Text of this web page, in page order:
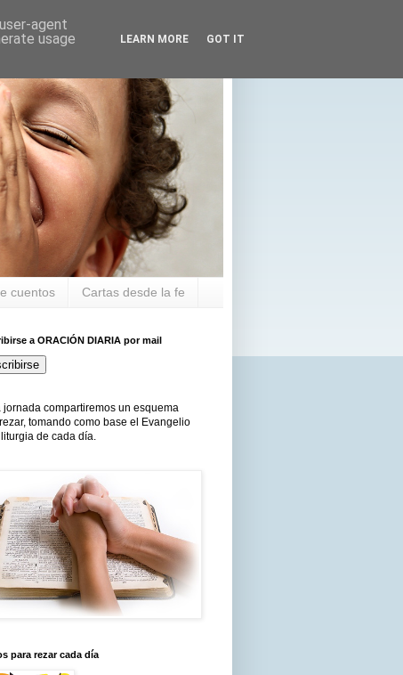
cuentos Cartas desde la fe
a ORACIÓN DIARIA por mail
jornada compartiremos un esquema
tomando como base el Evangelio
de cada día.
para rezar cada día
agent
usage
LEARN MORE GOT IT